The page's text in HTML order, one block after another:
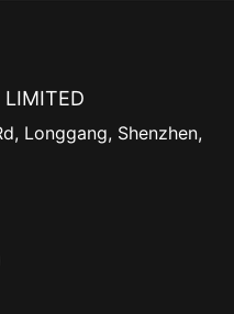
LIMITED
Longgang, Shenzhen,